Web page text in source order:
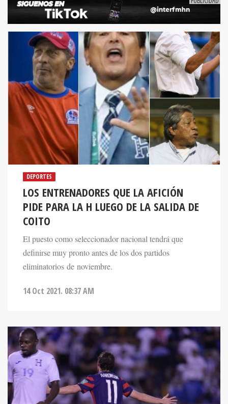
DEPORTES
LOS ENTRENADORES QUE LA AFICIÓN
PIDE PARA LA H LUEGO DE LA SALIDA DE
COITO
El puesto como seleccionador nacional tendrá que
definirse muy pronto antes de los dos partidos
eliminatorios de noviembre.